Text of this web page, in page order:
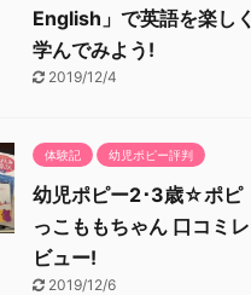
English」で英語を楽しく
学んでみよう!
2019/12/4
体験記 幼児ポピー評判
幼児ポピー2･3歳☆ポピ
っこももちゃん 口コミレ
ビュー!
2019/12/6